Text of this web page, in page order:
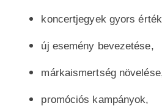
koncertjegyek gyors
új esemény bevezetése,
márkaismertség
promóciós kampányok,